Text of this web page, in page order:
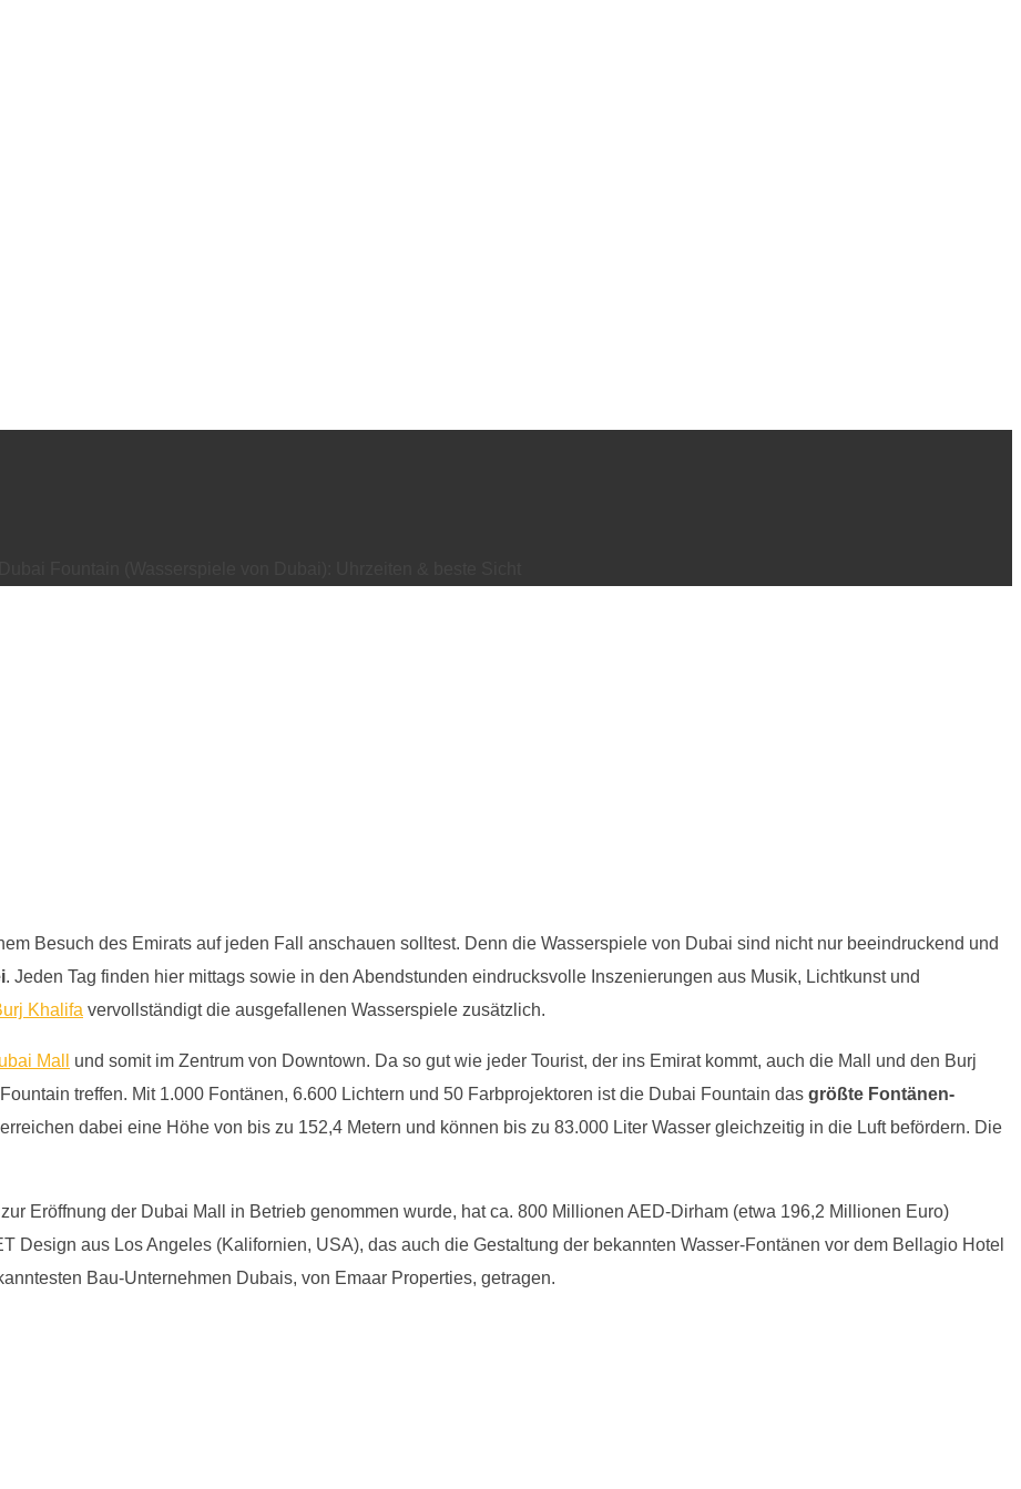
Besuch des Emirats auf jeden Fall anschauen solltest. Denn die Wasserspiele von Dubai sind nicht nur beeindruckend und
. Jeden Tag finden hier mittags sowie in den Abendstunden eindrucksvolle Inszenierungen aus Musik, Lichtkunst und
Khalifa vervollständigt die ausgefallenen Wasserspiele zusätzlich.
Mall
und somit im Zentrum von Downtown. Da so gut wie jeder Tourist, der ins Emirat kommt, auch die Mall und den Burj
treffen. Mit 1.000 Fontänen, 6.600 Lichtern und 50 Farbprojektoren ist die Dubai Fountain das größte Fontänen-
dabei eine Höhe von bis zu 152,4 Metern und können bis zu 83.000 Liter Wasser gleichzeitig in die Luft befördern. Die
Eröffnung der Dubai Mall in Betrieb genommen wurde, hat ca. 800 Millionen AED-Dirham (etwa 196,2 Millionen Euro)
Design aus Los Angeles (Kalifornien, USA), das auch die Gestaltung der bekannten Wasser-Fontänen vor dem Bellagio Hotel
Bau-Unternehmen Dubais, von Emaar Properties, getragen.